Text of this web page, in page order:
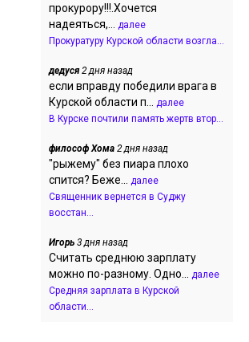
прокурору!!!.Хочется
надеяться,... далее
Прокуратуру Курской области возгла...
дедуся2 дня назад
если вправду победили врага в
Курской области п... далее
В Курске почтили память жертв втор...
философ Хома 2 дня назад
"рыжему" без пиара плохо
спится? Беже... далее
Священник вернется в Суджу
восстан...
Игорь 3 дня назад
Считать среднюю зарплату
можно по-разному. Одно... далее
Средняя зарплата в Курской
области...